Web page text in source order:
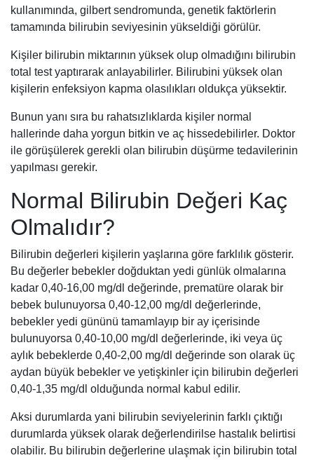
kullanımında, gilbert sendromunda, genetik faktörlerin
tamamında bilirubin seviyesinin yükseldiği görülür.
Kişiler bilirubin miktarının yüksek olup olmadığını bilirubin
total test yaptırarak anlayabilirler. Bilirubini yüksek olan
kişilerin enfeksiyon kapma olasılıkları oldukça yüksektir.
Bunun yanı sıra bu rahatsızlıklarda kişiler normal
hallerinde daha yorgun bitkin ve aç hissedebilirler. Doktor
ile görüşülerek gerekli olan bilirubin düşürme tedavilerinin
yapılması gerekir.
Normal Bilirubin Değeri Kaç
Olmalıdır?
Bilirubin değerleri kişilerin yaşlarına göre farklılık gösterir.
Bu değerler bebekler doğduktan yedi günlük olmalarına
kadar 0,40-16,00 mg/dl değerinde, prematüre olarak bir
bebek bulunuyorsa 0,40-12,00 mg/dl değerlerinde,
bebekler yedi gününü tamamlayıp bir ay içerisinde
bulunuyorsa 0,40-10,00 mg/dl değerlerinde, iki veya üç
aylık bebeklerde 0,40-2,00 mg/dl değerinde son olarak üç
aydan büyük bebekler ve yetişkinler için bilirubin değerleri
0,40-1,35 mg/dl olduğunda normal kabul edilir.
Aksi durumlarda yani bilirubin seviyelerinin farklı çıktığı
durumlarda yüksek olarak değerlendirilse hastalık belirtisi
olabilir. Bu bilirubin değerlerine ulaşmak için bilirubin total